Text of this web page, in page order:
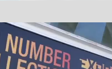
نمایشگر
ویدیو